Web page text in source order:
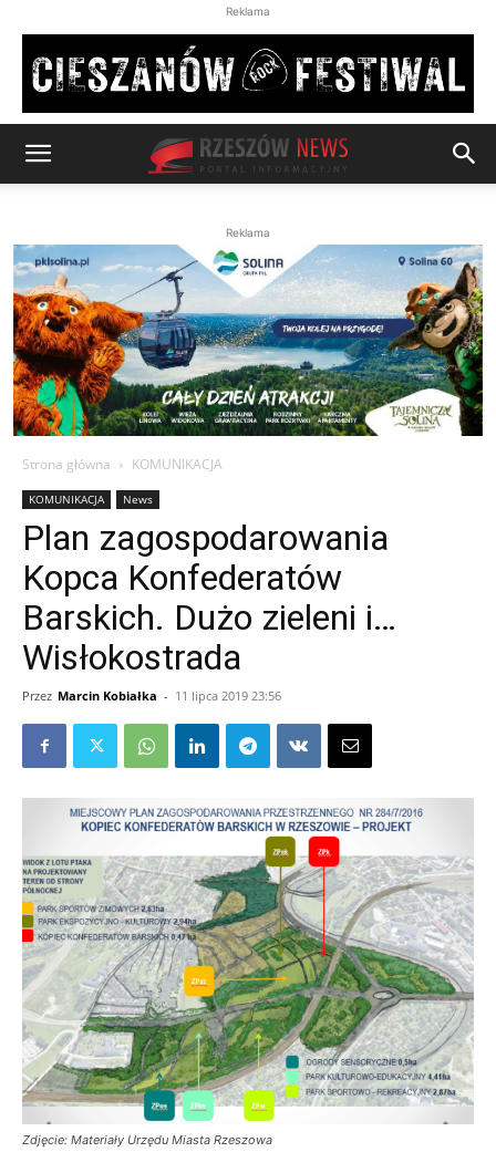
Reklama
Reklama
Strona główna KOMUNIKACJA
KOMUNIKACJA News
Plan zagospodarowania
Kopca Konfederatów
Barskich. Dużo zieleni i…
Wisłokostrada
Przez Marcin Kobiałka - 11 lipca 2019 23:56
Zdjęcie: Materiały Urzędu Miasta Rzeszowa